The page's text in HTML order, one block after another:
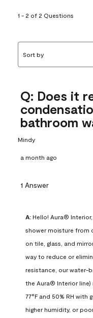
1 - 2 of 2 Questions
Sort by
Q: Does it
bathroom
Mindy
a month ago
1 Answer
A: Hello! Aura®
shower moisture from
on tile, glass, and
way to reduce or
resistance, our water-
the Aura® Interior line)
77°F and 50% RH
higher humidity, or